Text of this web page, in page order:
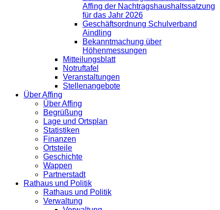
Affing der Nachtragshaushaltssatzung
für das Jahr 2026
Geschäftsordnung Schulverband
Aindling
Bekanntmachung über
Höhenmessungen
Mitteilungsblatt
Notruftafel
Veranstaltungen
Stellenangebote
Über Affing
Über Affing
Begrüßung
Lage und Ortsplan
Statistiken
Finanzen
Ortsteile
Geschichte
Wappen
Partnerstadt
Rathaus und Politik
Rathaus und Politik
Verwaltung